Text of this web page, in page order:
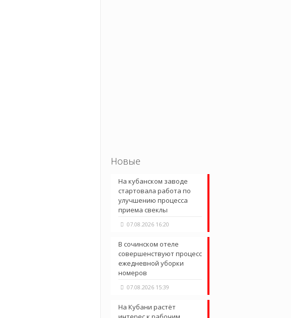
Новые
На кубанском заводе
стартовала работа по
улучшению процесса
приема свеклы
07.08.2026 16:20
В сочинском отеле
совершенствуют процесс
ежедневной уборки
номеров
07.08.2026 15:39
На Кубани растёт